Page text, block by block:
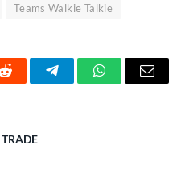
Teams Walkie Talkie
Reddit TelegramWhatsAppEmail